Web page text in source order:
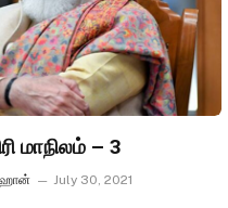
மாநிலம் – 3
July 30, 2021